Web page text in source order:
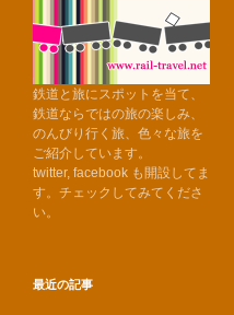
鉄道と旅にスポットを当て、
鉄道ならではの旅の楽しみ、
のんびり行く旅、色々な旅を
ご紹介しています。
twitter, facebook も開設してま
す。チェックしてみてくださ
い。
最近の記事